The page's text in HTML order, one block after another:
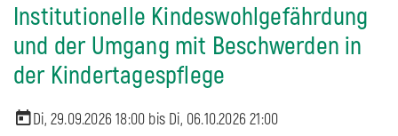
Institutionelle Kindeswohlgefährdung
und der Umgang mit Beschwerden in
der Kindertagespflege
Di, 29.09.2026 18:00 bis Di, 06.10.2026 21:00